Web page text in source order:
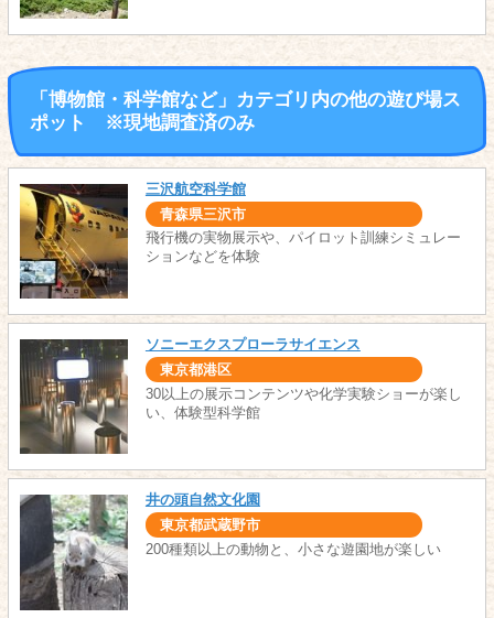
「博物館・科学館など」カテゴリ内の他の遊び場ス
ポット ※現地調査済のみ
三沢航空科学館
青森県三沢市
飛行機の実物展示や、パイロット訓練シミュレー
ションなどを体験
ソニーエクスプローラサイエンス
東京都港区
30以上の展示コンテンツや化学実験ショーが楽し
い、体験型科学館
井の頭自然文化園
東京都武蔵野市
200種類以上の動物と、小さな遊園地が楽しい